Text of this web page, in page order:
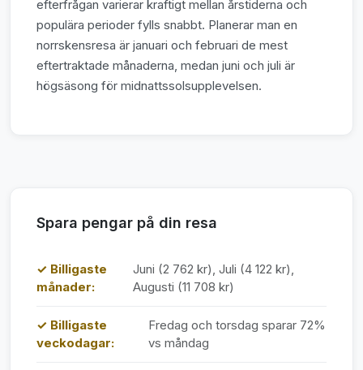
efterfrågan varierar kraftigt mellan årstiderna och
populära perioder fylls snabbt. Planerar man en
norrskensresa är januari och februari de mest
eftertraktade månaderna, medan juni och juli är
högsäsong för midnattssolsupplevelsen.
Spara pengar på din resa
✓ Billigaste
månader:
Juni (2 762 kr), Juli (4 122 kr),
Augusti (11 708 kr)
✓ Billigaste
veckodagar:
Fredag och torsdag sparar 72%
vs måndag